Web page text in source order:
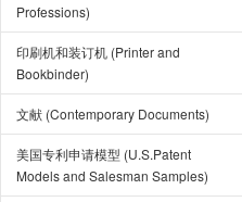
Professions)
印刷机和装订机 (Printer and
Bookbinder)
文献 (Contemporary Documents)
美国专利申请模型 (U.S.Patent
Models and Salesman Samples)